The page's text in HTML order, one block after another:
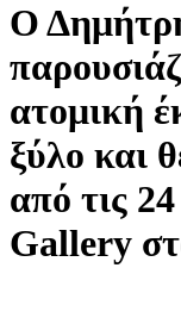
Ο
ατομική
ξύλο και
από τις
Gallery